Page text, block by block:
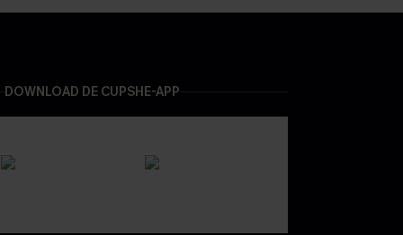
DOWNLOAD DE CUPSHE-APP